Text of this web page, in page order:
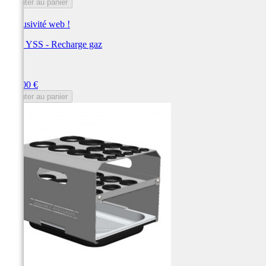
Ajouter au panier
Exclusivité web !
Outil YSS - Recharge gaz
414,00 €
Ajouter au panier